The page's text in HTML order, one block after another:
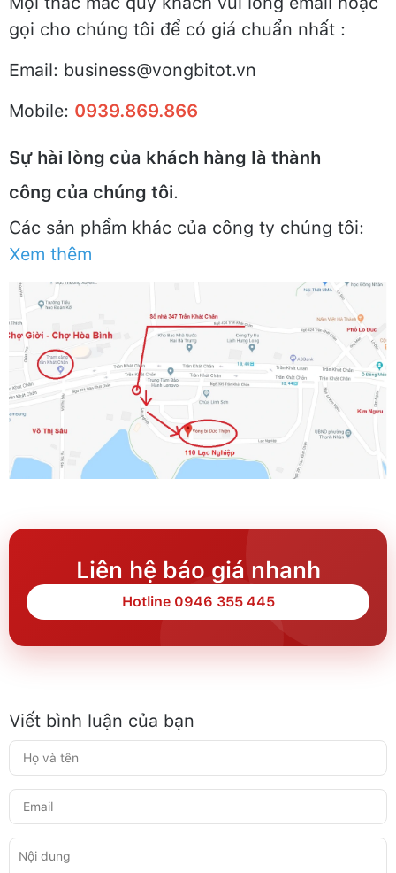
gọi cho chúng tôi để có giá chuẩn nhất :
Email: business@vongbitot.vn
Mobile: 0939.869.866
Sự hài lòng của khách hàng là thành
công của chúng tôi.
Các sản phẩm khác của công ty chúng tôi:
Xem thêm
Liên hệ báo giá nhanh
Hotline 0946 355 445
Viết bình luận của bạn